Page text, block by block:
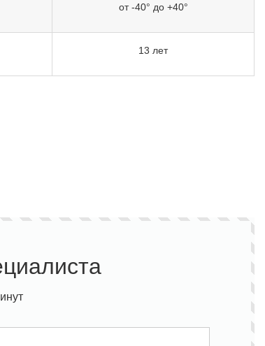
от -40° до +40°
13 лет